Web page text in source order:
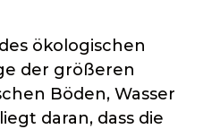
ökologischen
der größeren
Böden, Wasser
daran, dass die